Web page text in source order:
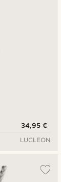
34,95 €
LUCLEON